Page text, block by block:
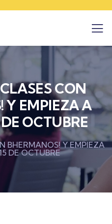
CON
Y EMPIEZA A
OCTUBRE
BHERMANOS! Y EMPIEZA
DE OCTUBRE